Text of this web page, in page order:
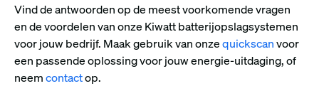
Vind de antwoorden op de meest voorkomende vragen
en de voordelen van onze Kiwatt batterijopslagsystemen
voor jouw bedrijf. Maak gebruik van onzequickscanvoor
een passende oplossing voor jouw energie-uitdaging, of
neemcontactop.